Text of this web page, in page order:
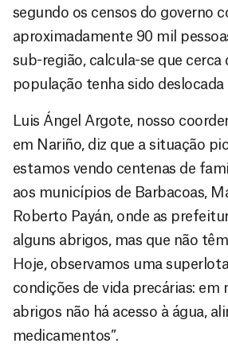
segundo os censos do governo
aproximadamente 90 mil
sub-região, calcula-se que cerca
população tenha sido deslocada
Luis Ángel Argote, nosso
em Nariño, diz que a situação
estamos vendo centenas de
aos municípios de Barbacoas,
Roberto Payán, onde as
alguns abrigos, mas que não
Hoje, observamos uma
condições de vida precárias: em
abrigos não há acesso à água,
medicamentos”.